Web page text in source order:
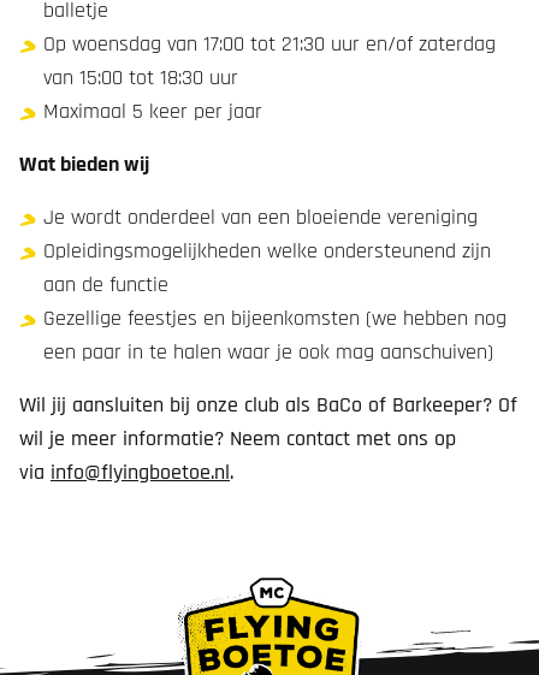
balletje
Op woensdag van 17:00 tot 21:30 uur en/of zaterdag
van 15:00 tot 18:30 uur
Maximaal 5 keer per jaar
Wat bieden wij
Je wordt onderdeel van een bloeiende vereniging
Opleidingsmogelijkheden welke ondersteunend zijn
aan de functie
Gezellige feestjes en bijeenkomsten (we hebben nog
een paar in te halen waar je ook mag aanschuiven)
Wil jij aansluiten bij onze club als BaCo of Barkeeper? Of
wil je meer informatie? Neem contact met ons op
via info@flyingboetoe.nl.